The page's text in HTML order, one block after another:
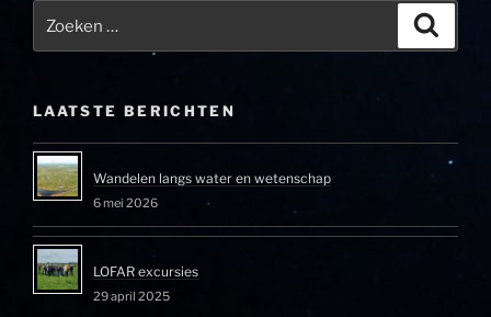
naar:
LAATSTE BERICHTEN
Wandelen langs water en wetenschap
6 mei 2026
LOFAR excursies
29 april 2025